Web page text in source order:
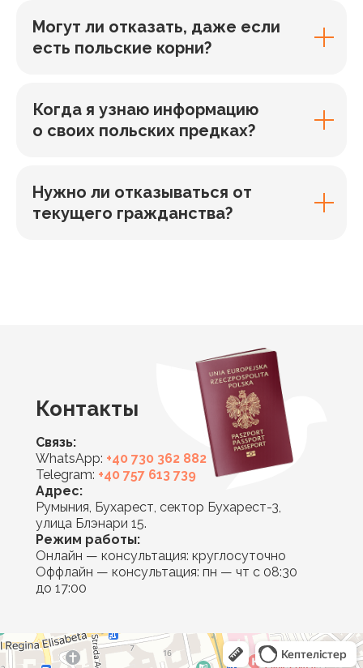
Могут ли отказать, даже если
есть польские корни?
Когда я узнаю информацию
о своих польских предках?
Нужно ли отказываться от
текущего гражданства?
Контакты
Связь:
WhatsApp: +40 730 362 882
Telegram: +40 757 613 739
Адрес:
Румыния, Бухарест, сектор Бухарест-3,
улица Блэнари 15.
Режим работы:
Онлайн — консультация: круглосуточно
Оффлайн — консультация: пн — чт с 08:30
до 17:00
Mirsee
Юридические услуги в Бухаресте
Адвокаты в Бухаресте